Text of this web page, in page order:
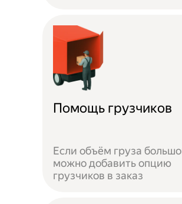
Помощь грузчиков
Если объём груза
можно добавить опцию
грузчиков в заказ